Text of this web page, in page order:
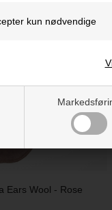
Ears Wool - Rose